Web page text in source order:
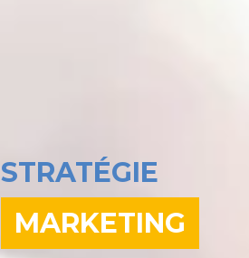
STRATÉGIE
MARKETING